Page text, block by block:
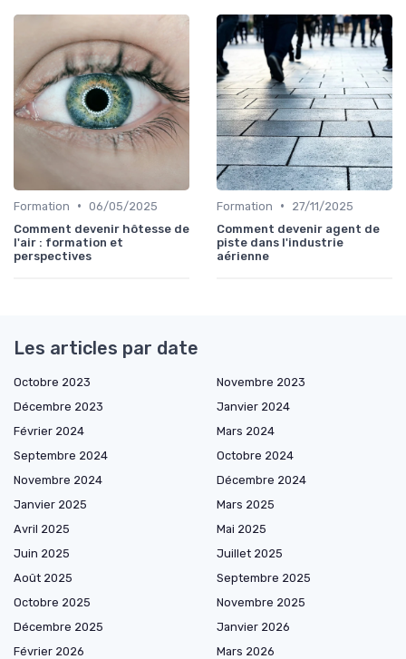
Formation • 06/05/2025
Comment devenir hôtesse de
l'air : formation et
perspectives
Formation •
27/11/2025
Comment devenir agent de
piste dans l'industrie
aérienne
Les articles par date
Octobre 2023
Novembre 2023
Décembre 2023
Janvier 2024
Février 2024
Mars 2024
Septembre 2024
Octobre 2024
Novembre 2024
Décembre 2024
Janvier 2025
Mars 2025
Avril 2025
Mai 2025
Juin 2025
Juillet 2025
Août 2025
Septembre 2025
Octobre 2025
Novembre 2025
Décembre 2025
Janvier 2026
Février 2026
Mars 2026